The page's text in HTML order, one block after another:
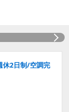
休2日制/空調完